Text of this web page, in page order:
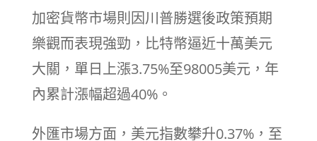
加密貨幣市場則因川普勝選後政策預期
樂觀而表現強勁，比特幣逼近十萬美元
大關，單日上漲3.75%至98005美元，年
內累計漲幅超過40%。
外匯市場方面，美元指數攀升0.37%，至